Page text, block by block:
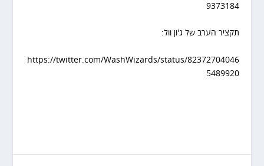
9373184
תקציר הערב של ג'ון וול:
https://twitter.com/WashWizards/status/82372704046
5489920